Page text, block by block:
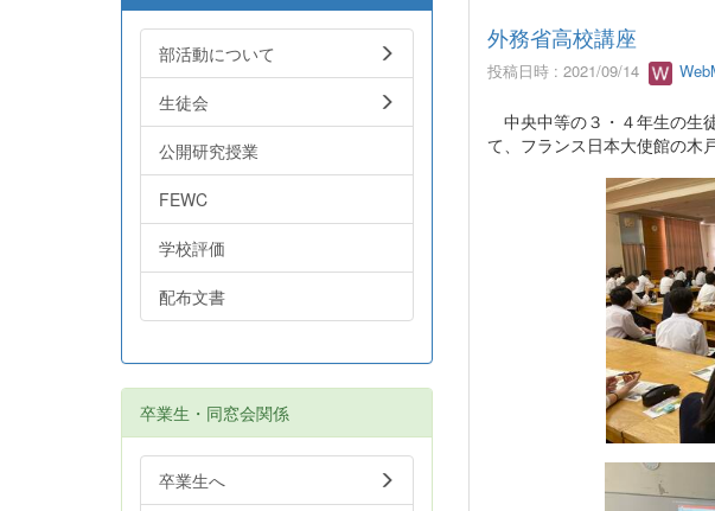
外務省高校講座
投稿日時 : 2021/09/14
中央中等の３・４年生の生
て、フランス日本大使館の木
部活動について
生徒会
公開研究授業
FEWC
学校評価
配布文書
卒業生・同窓会関係
卒業生へ